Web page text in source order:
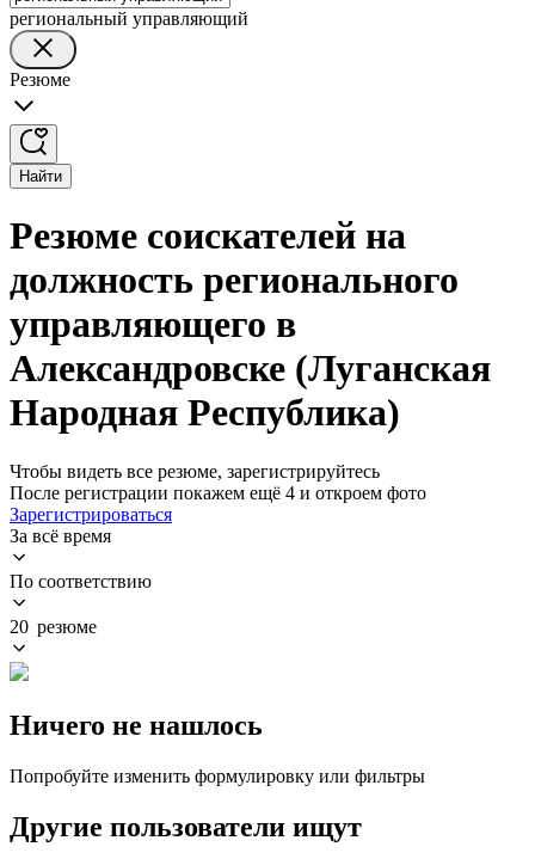
региональный управляющий
Резюме
Найти
Резюме соискателей на
должность регионального
управляющего в
Александровске (Луганская
Народная Республика)
Чтобы видеть все резюме, зарегистрируйтесь
После регистрации покажем ещё 4 и откроем фото
Зарегистрироваться
За всё время
По соответствию
20 резюме
Ничего не нашлось
Попробуйте изменить формулировку или фильтры
Другие пользователи ищут